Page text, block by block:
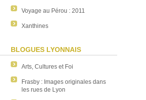
Voyage au Pérou : 2011
Xanthines
BLOGUES LYONNAIS
Arts, Cultures et Foi
Frasby : Images originales dans
les rues de Lyon